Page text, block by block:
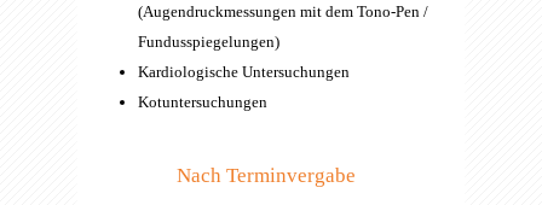
(Augendruckmessungen mit dem Tono-Pen /
Fundusspiegelungen)
Kardiologische Untersuchungen
Kotuntersuchungen
Nach Terminvergabe